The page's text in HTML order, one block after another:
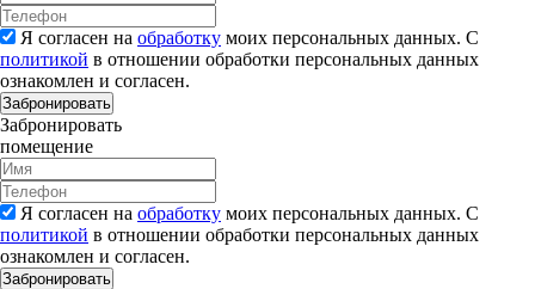
Я согласен на обработку моих персональных данных. С
политикой в отношении обработки персональных данных
ознакомлен и согласен.
Забронировать
Забронировать
помещение
Я согласен на обработку моих персональных данных. С
политикой в отношении обработки персональных данных
ознакомлен и согласен.
Забронировать